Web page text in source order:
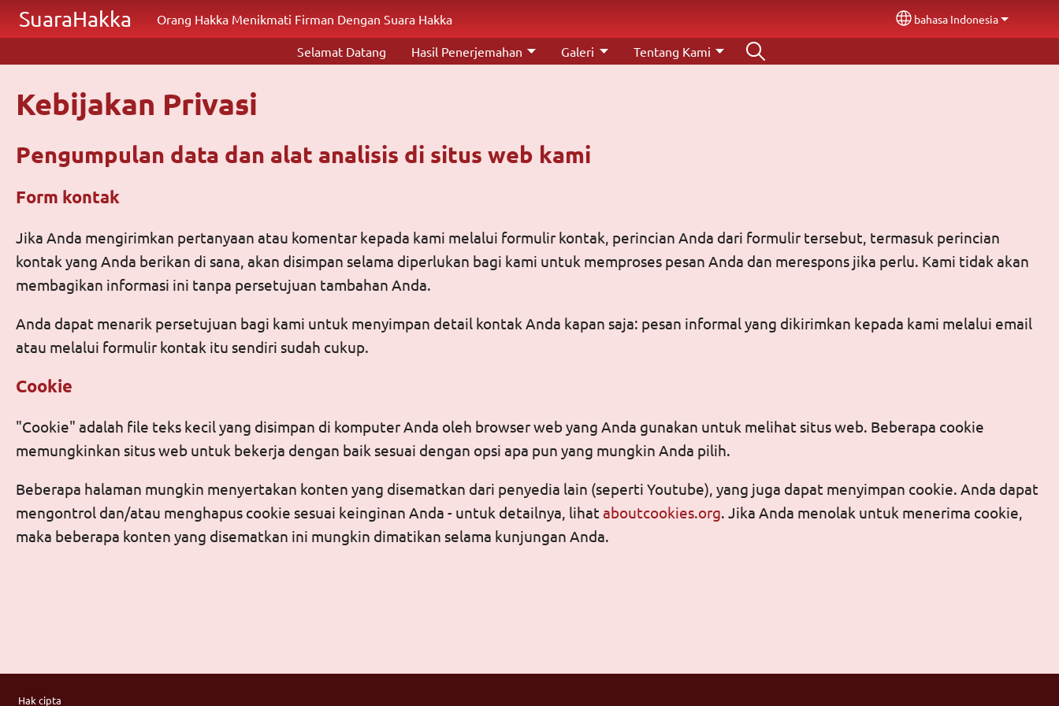
Lompat ke isi utama
SuaraHakka Orang Hakka Menikmati Firman Dengan Suara Hakka Select your language
bahasa Indonesia
Selamat Datang Hasil Penerjemahan Galeri Tentang Kami
Kebijakan Privasi
Pengumpulan data dan alat analisis di situs web kami
Form kontak
Jika Anda mengirimkan pertanyaan atau komentar kepada kami melalui formulir kontak, perincian Anda dari formulir tersebut, termasuk perincian
kontak yang Anda berikan di sana, akan disimpan selama diperlukan bagi kami untuk memproses pesan Anda dan merespons jika perlu. Kami tidak akan
membagikan informasi ini tanpa persetujuan tambahan Anda.
Anda dapat menarik persetujuan bagi kami untuk menyimpan detail kontak Anda kapan saja: pesan informal yang dikirimkan kepada kami melalui email
atau melalui formulir kontak itu sendiri sudah cukup.
Cookie
"Cookie" adalah file teks kecil yang disimpan di komputer Anda oleh browser web yang Anda gunakan untuk melihat situs web. Beberapa cookie
memungkinkan situs web untuk bekerja dengan baik sesuai dengan opsi apa pun yang mungkin Anda pilih.
Beberapa halaman mungkin menyertakan konten yang disematkan dari penyedia lain (seperti Youtube), yang juga dapat menyimpan cookie. Anda dapat
mengontrol dan/atau menghapus cookie sesuai keinginan Anda - untuk detailnya, lihataboutcookies.org. Jika Anda menolak untuk menerima cookie,
maka beberapa konten yang disematkan ini mungkin dimatikan selama kunjungan Anda.
Hak cipta